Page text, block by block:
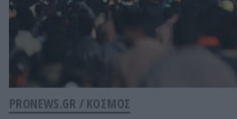
PRONEWS.GR / ΚΟΣΜΟΣ